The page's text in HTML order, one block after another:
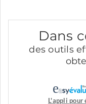
Dans
des outils
L'appli pour